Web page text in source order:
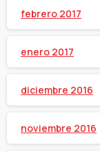
febrero 2017
enero 2017
diciembre 2016
noviembre 2016